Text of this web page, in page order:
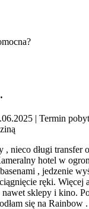
| Termin
, nieco długi transfer
hotel w
, jedzenie
ręki. Więcej
sklepy i kino.
się na Rainbow .